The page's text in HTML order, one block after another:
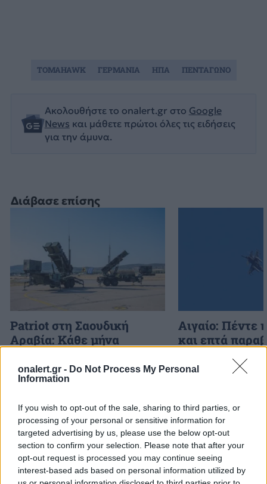
onalert.gr - Do Not Process My Personal
Information
If you wish to opt-out of the sale, sharing to third parties, or
processing of your personal or sensitive information for
targeted advertising by us, please use the below opt-out
section to confirm your selection. Please note that after your
opt-out request is processed you may continue seeing
interest-based ads based on personal information utilized by
Διάβασε επίσης
Patriot στη Σαουδική
Αραβία: Κάθε μήνα
ελληνική παρουσία –
Μήνυμα της Αθήνας στο
Αιγαίο: Πέντε
και επτά
τρία τουρκικά
επανδρωμένα
Ακολουθήστε το onalert.gr στο Google
News και μάθετε πρώτοι όλες τις ειδήσεις
για την άμυνα.
TOMAHAWK ΓΕΡΜΑΝΙΑ ΗΠΑ ΠΕΝΤΑΓΩΝΟ
ΔΙΑΦΗΜΙΣΗ